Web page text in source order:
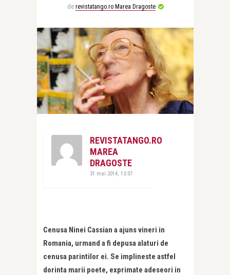
de revistatango.ro Marea Dragoste
REVISTATANGO.RO
MAREA
DRAGOSTE
31 mai 2014, 13:07
Cenusa Ninei Cassian a ajuns vineri in
Romania, urmand a fi depusa alaturi de
cenusa parintilor ei. Se implineste astfel
dorinta marii poete, exprimate adeseori in